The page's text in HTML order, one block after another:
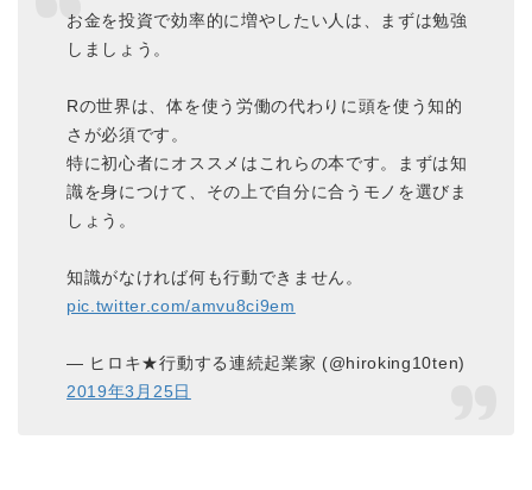
お金を投資で効率的に増やしたい人は、まずは勉強
しましょう。
Rの世界は、体を使う労働の代わりに頭を使う知的
さが必須です。
特に初心者にオススメはこれらの本です。まずは知
識を身につけて、その上で自分に合うモノを選びま
しょう。
知識がなければ何も行動できません。
pic.twitter.com/amvu8ci9em
— ヒロキ★行動する連続起業家 (@hiroking10ten)
2019年3月25日